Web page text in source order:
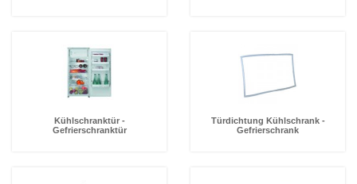
Kühlschranktür -
Gefrierschranktür
Türdichtung Kühlschrank -
Gefrierschrank